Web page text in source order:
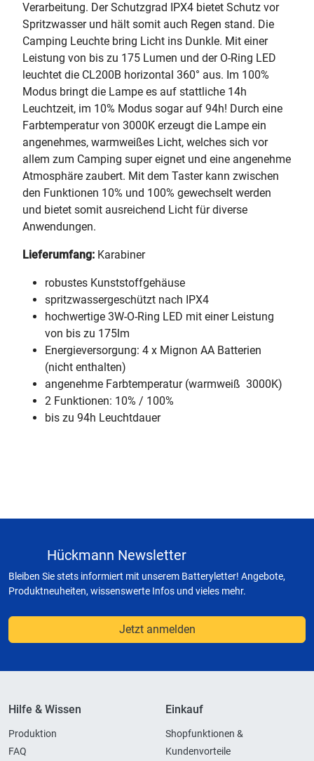
Verarbeitung. Der Schutzgrad IPX4 bietet Schutz vor
Spritzwasser und hält somit auch Regen stand. Die
Camping Leuchte bring Licht ins Dunkle. Mit einer
Leistung von bis zu 175 Lumen und der O-Ring LED
leuchtet die CL200B horizontal 360° aus. Im 100%
Modus bringt die Lampe es auf stattliche 14h
Leuchtzeit, im 10% Modus sogar auf 94h! Durch eine
Farbtemperatur von 3000K erzeugt die Lampe ein
angenehmes, warmweißes Licht, welches sich vor
allem zum Camping super eignet und eine angenehme
Atmosphäre zaubert. Mit dem Taster kann zwischen
den Funktionen 10% und 100% gewechselt werden
und bietet somit ausreichend Licht für diverse
Anwendungen.
Lieferumfang: Karabiner
robustes Kunststoffgehäuse
spritzwassergeschützt nach IPX4
hochwertige 3W-O-Ring LED mit einer Leistung
von bis zu 175lm
Energieversorgung: 4 x Mignon AA Batterien
(nicht enthalten)
angenehme Farbtemperatur (warmweiß  3000K)
2 Funktionen: 10% / 100%
bis zu 94h Leuchtdauer
Hückmann Newsletter
Bleiben Sie stets informiert mit unserem Batteryletter! Angebote,
Produktneuheiten, wissenswerte Infos und vieles mehr.
Jetzt anmelden
Hilfe & Wissen
Produktion
FAQ
Einkauf
Shopfunktionen &
Kundenvorteile